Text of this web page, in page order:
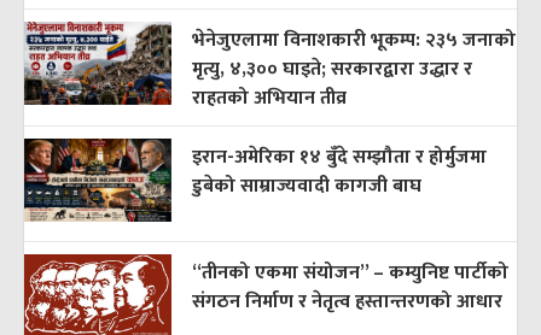
भेनेजुएलामा विनाशकारी भूकम्प: २३५ जनाको
मृत्यु, ४,३०० घाइते; सरकारद्वारा उद्धार र
राहतको अभियान तीव्र
इरान-अमेरिका १४ बुँदे सम्झौता र होर्मुजमा
डुबेको साम्राज्यवादी कागजी बाघ
“तीनको एकमा संयोजन” – कम्युनिष्ट पार्टीको
संगठन निर्माण र नेतृत्व हस्तान्तरणको आधार